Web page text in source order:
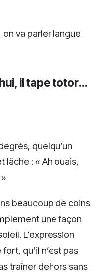
on va parler langue
il tape totor…
quelqu’un
lâche : « Ah ouais,
beaucoup de coins
une façon
L’expression
qu’il n’est pas
traîner dehors sans